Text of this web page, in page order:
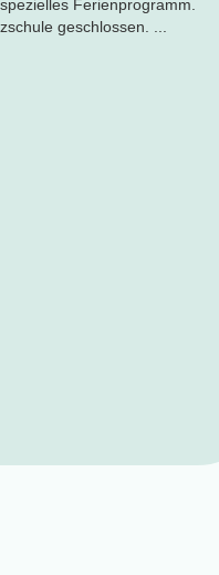
Ferienprogramm.
geschlossen. ...